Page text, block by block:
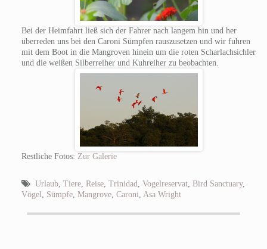
Bei der Heimfahrt ließ sich der Fahrer nach langem hin und her
überreden uns bei den Caroni Sümpfen rauszusetzen und wir fuhren
mit dem Boot in die Mangroven hinein um die roten Scharlachsichler
und die weißen Silberreiher und Kuhreiher zu beobachten.
Restliche Fotos: Zur Galerie
Urlaub, Tiere, Reise, Trinidad, Vogelreservat, Bird Sanctuary,
Vögel, Sümpfe, Mangrove, Caroni, Asa Wright